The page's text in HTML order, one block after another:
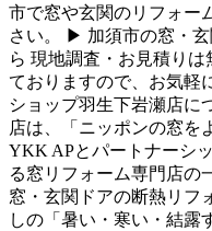
市で窓や玄関のリフォー
さい。 ▶ 加須市の窓・
ら 現地調査・お見積り
ておりますので、お気軽
ショップ羽生下岩瀬店に
店は、「ニッポンの窓を
YKK APとパートナーシ
る窓リフォーム専門店の
窓・玄関ドアの断熱リフ
しの「暑い・寒い・結露